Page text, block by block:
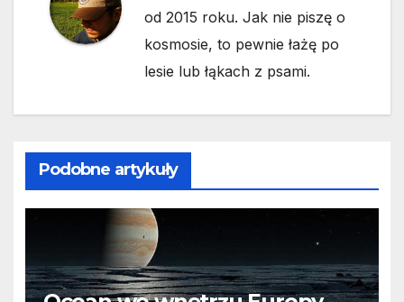
od 2015 roku. Jak nie piszę o
kosmosie, to pewnie łażę po
lesie lub łąkach z psami.
Podobne artykuły